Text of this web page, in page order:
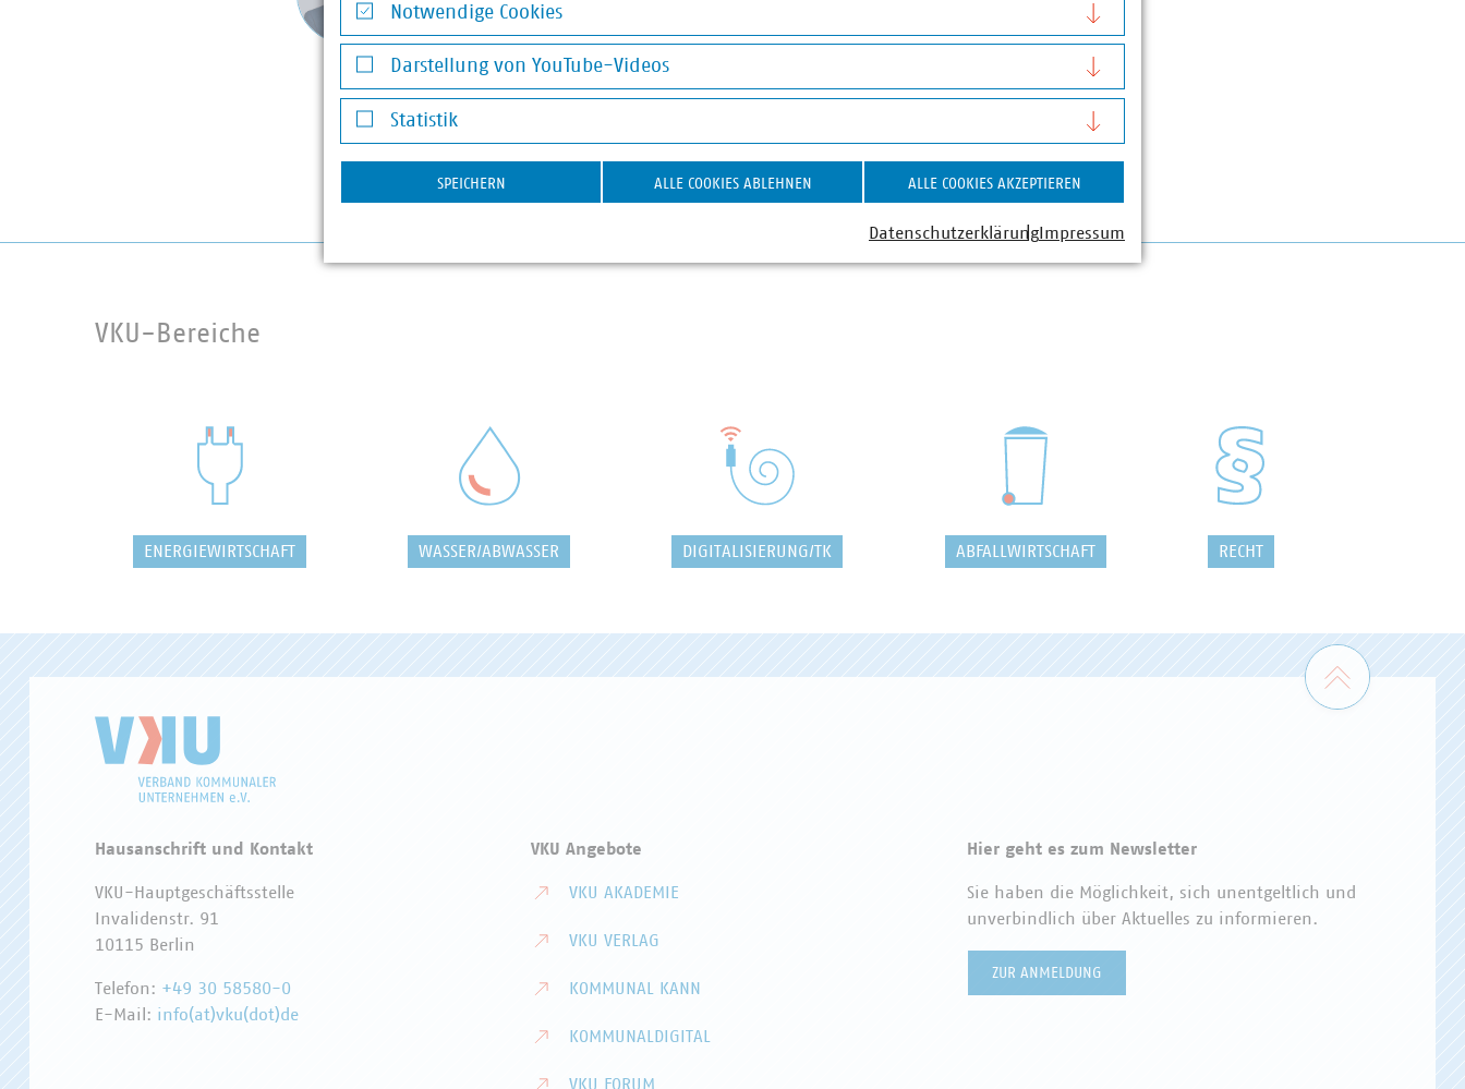
+49 211 159243-14
schnepper(at)vku(dot)de
VKU-Bereiche
ENERGIEWIRTSCHAFT WASSER/ABWASSER DIGITALISIERUNG/TK ABFALLWIRTSCHAFT RECHT
Zum
Hausanschrift und Kontakt
VKU-Hauptgeschäftsstelle
Invalidenstr. 91
10115 Berlin
Telefon: +49 30 58580-0
E-Mail: info(at)vku(dot)de
VKU Angebote
VKU AKADEMIE
VKU VERLAG
KOMMUNAL KANN
KOMMUNALDIGITAL
VKU FORUM
Hier geht es zum Newsletter
Sie haben die Möglichkeit, sich unentgeltlich und
unverbindlich über Aktuelles zu informieren.
ZUR ANMELDUNG
Notwendige Cookies
Notwendige Cookies
Darstellung von YouTube-Videos
Darstellung von YouTube-Videos
Statistik
Statistik
SPEICHERN ALLE COOKIES ABLEHNEN ALLE COOKIES AKZEPTIEREN
DatenschutzerklärungImpressum